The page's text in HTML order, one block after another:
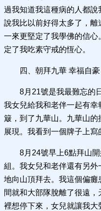
過我知道我這種病的人都
說我比以前好得太多了，
一來更堅定了我學佛的信
定了我吃素守戒的恆心。
四、朝拜九華 幸福自豪
8月21號是我最難忘的
我女兒給我和老伴一起有
簸，到了九華山。九華山
展現。我看到一個牌子上寫
8月24號早上6點拜山
組。我女兒和老伴還有另
地向山頂拜去。我這個偏
間就和大部隊脫離了很遠
裡想停下來，女兒就讓我